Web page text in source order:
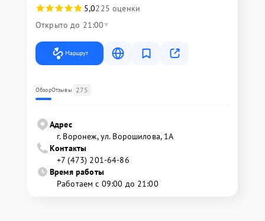
5,0225 оценки
Открыто до 21:00
Маршрут
ОбзорОтзывы 275
Адрес
г. Воронеж, ул. Ворошилова, 1А
Контакты
+7 (473) 201-64-86
Время работы
Работаем с 09:00 до 21:00